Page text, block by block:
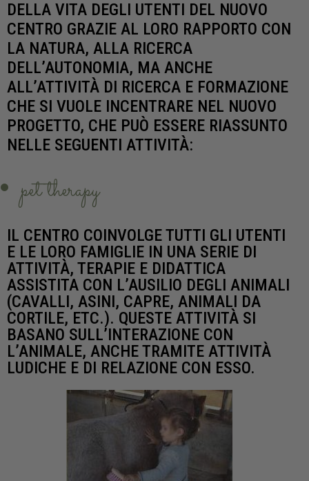
DELLA VITA DEGLI UTENTI DEL NUOVO
CENTRO GRAZIE AL LORO RAPPORTO CON
LA NATURA, ALLA RICERCA
DELL’AUTONOMIA, MA ANCHE
ALL’ATTIVITÀ DI RICERCA E FORMAZIONE
CHE SI VUOLE INCENTRARE NEL NUOVO
PROGETTO, CHE PUÒ ESSERE RIASSUNTO
NELLE SEGUENTI ATTIVITÀ:
pet therapy
IL CENTRO COINVOLGE TUTTI GLI UTENTI
E LE LORO FAMIGLIE IN UNA SERIE DI
ATTIVITÀ, TERAPIE E DIDATTICA
ASSISTITA CON L’AUSILIO DEGLI ANIMALI
(CAVALLI, ASINI, CAPRE, ANIMALI DA
CORTILE, ETC.). QUESTE ATTIVITÀ SI
BASANO SULL’INTERAZIONE CON
L’ANIMALE, ANCHE TRAMITE ATTIVITÀ
LUDICHE E DI RELAZIONE CON ESSO.